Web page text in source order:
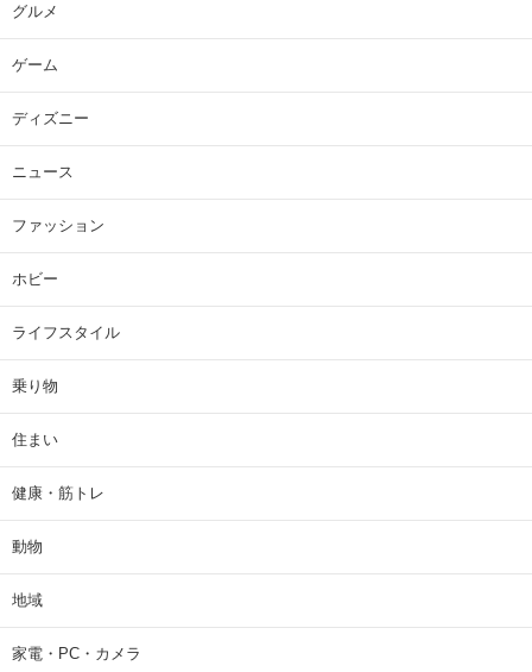
グルメ
ゲーム
ディズニー
ニュース
ファッション
ホビー
ライフスタイル
乗り物
住まい
健康・筋トレ
動物
地域
家電・PC・カメラ